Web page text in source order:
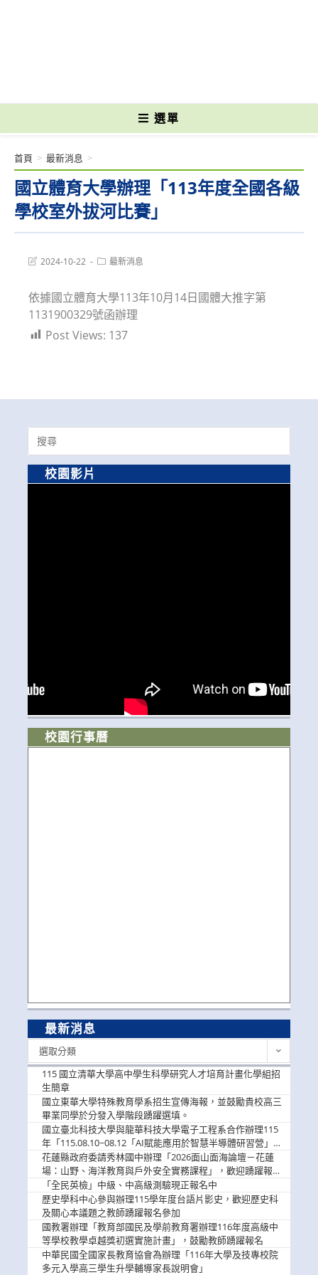
選單
國立體育大學辦理「113年度全國各級
學校室外拔河比賽」
首頁 > 最新消息 >
Post2024-10-22
Post最新消息
依據國立體育大學113年10月14日國體大推字第
1131900329號函辦理
Post Views: 137
Search
for:
校園影片
校園行事曆
最新消息
選取分類
115 國立清華大學高中學生科學研究人才培育計畫化學組招
生簡章
國立東華大學特殊教育學系招生宣傳海報，並鼓勵貴校高三
畢業同學於分發入學階段踴躍選填。
國立臺北科技大學與龍華科技大學電子工程系合作辦理115
年「115.08.10~08.12「AI賦能應用於智慧半導體研習營」，
歡迎學生踴躍報名參加
花蓮縣政府委請秀林國中辦理「2026面山面海論壇－花蓮
場：山野、海洋教育與戶外安全實務課程」，歡迎踴躍報名
參加
「全民英檢」中級、中高級測驗現正報名中
歷史學科中心參與辦理115學年度台語片影史，歡迎歷史科
及關心本議題之教師踴躍報名參加
國教署辦理「教育部國民及學前教育署辦理116年度高級中
等學校教學卓越獎初選實施計畫」，鼓勵教師踴躍報名
中華民國全國家長教育協會為辦理「116年大學及技專校院
多元入學高三學生升學輔導家長說明會」